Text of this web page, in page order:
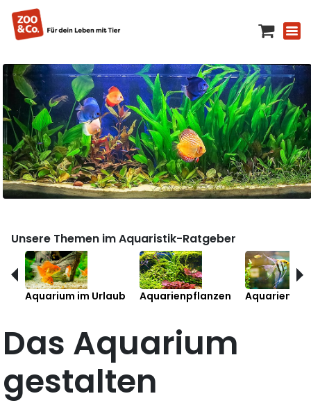
Unsere Themen im Aquaristik-Ratgeber
Aquarium im Urlaub Aquarienpflanzen
Das Aquarium
gestalten